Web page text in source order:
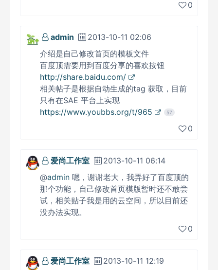
0
admin
2013-10-11 02:06
介绍是自己修改首页的模板文件
百度顶需要用到百度分享的喜欢按钮
http://share.baidu.com/
相关帖子是根据自动生成的tag 获取，目前
只有在SAE 平台上实现
https://www.youbbs.org/t/965
57
0
爱尚工作室
2013-10-11 06:14
@admin 嗯，谢谢老大，我弄好了百度顶的
那个功能，自己修改首页模版暂时还不敢尝
试，相关贴子我是用的云空间，所以目前还
没办法实现。
0
爱尚工作室
2013-10-11 12:19